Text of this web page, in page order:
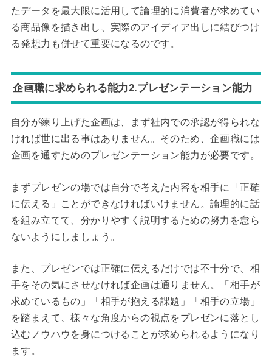
たデータを最大限に活用して論理的に消費者が求めてい
る商品像を描き出し、実際のアイディア出しに結びつけ
る発想力も併せて重要になるのです。
企画職に求められる能力2.プレゼンテーション能力
自分が練り上げた企画は、まず社内での承認が得られな
ければ世に出る事はありません。そのため、企画職には
企画を通すためのプレゼンテーション能力が必要です。
まずプレゼンの場では自分で考えた内容を相手に「正確
に伝える」ことができなければいけません。論理的に話
を組み立てて、分かりやすく説明するための努力を怠ら
ないようにしましょう。
また、プレゼンでは正確に伝えるだけでは不十分で、相
手をその気にさせなければ企画は通りません。「相手が
求めているもの」「相手が抱える課題」「相手の立場」
を踏まえて、様々な角度からの視点をプレゼンに落とし
込むノウハウを身につけることが求められるようになり
ます。